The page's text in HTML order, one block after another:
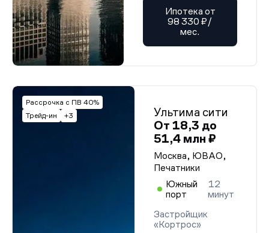
Ипотека от
98 330 ₽/
мес.
Рассрочка с ПВ 40%
Трейд-ин
+3
Ультима сити
От 18,3 до
51,4 млн ₽
Москва, ЮВАО,
Печатники
Южный
порт
12
минут
Застройщик
«Кортрос»